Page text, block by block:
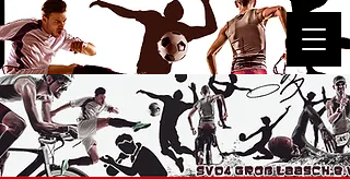
SV 04 Groß Laasch e.V.